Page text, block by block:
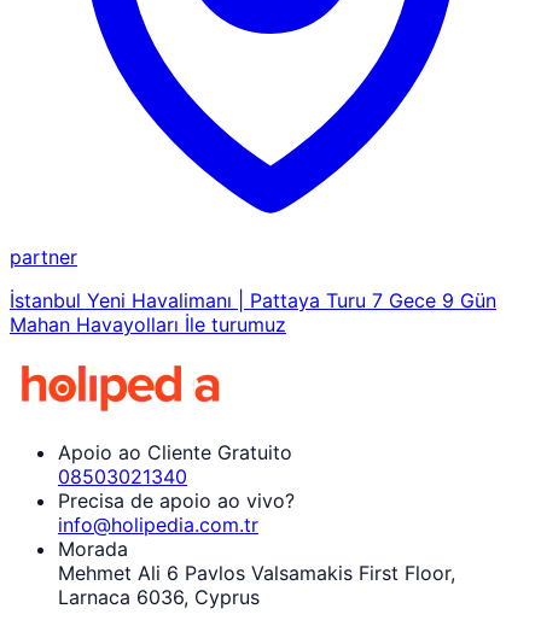
partner
İstanbul Yeni Havalimanı | Pattaya Turu 7 Gece 9 Gün
Mahan Havayolları İle turumuz
Apoio ao Cliente Gratuito
08503021340
Precisa de apoio ao vivo?
info@holipedia.com.tr
Morada
Mehmet Ali 6 Pavlos Valsamakis First Floor,
Larnaca 6036, Cyprus